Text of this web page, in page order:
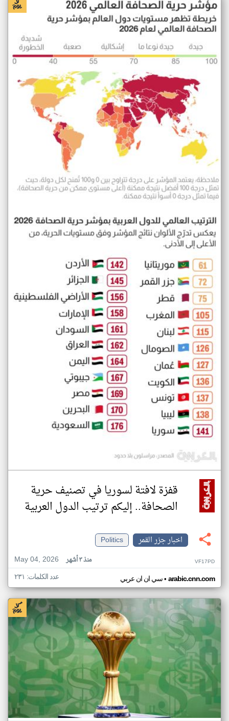
قفزة لافتة لسوريا في تصنيف حرية
الصحافة.. إليكم ترتيب الدول العربية
اخبار جزر القمر
Politics
May 04, 2026
منذ ٣ أشهر VF17PD
سي ان ان عربي• arabic.cnn.com عدد الكلمات: ٢٣١